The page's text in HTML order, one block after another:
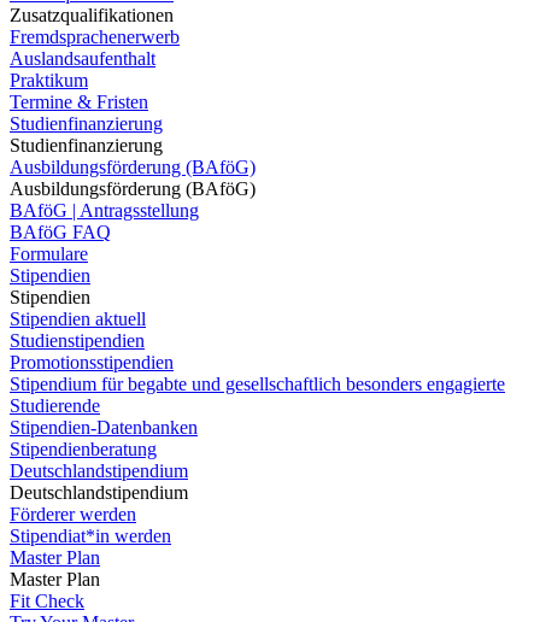
Zusatzqualifikationen
Fremdsprachenerwerb
Auslandsaufenthalt
Praktikum
Termine & Fristen
Studienfinanzierung
Studienfinanzierung
Ausbildungsförderung (BAföG)
Ausbildungsförderung (BAföG)
BAföG | Antragsstellung
BAföG FAQ
Formulare
Stipendien
Stipendien
Stipendien aktuell
Studienstipendien
Promotionsstipendien
Stipendium für begabte und gesellschaftlich besonders engagierte
Studierende
Stipendien-Datenbanken
Stipendienberatung
Deutschlandstipendium
Deutschlandstipendium
Förderer werden
Stipendiat*in werden
Master Plan
Master Plan
Fit Check